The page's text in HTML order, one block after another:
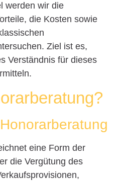
werden wir die
die Kosten sowie
Ziel ist es,
Verständnis für dieses
eine Form der
die Vergütung des